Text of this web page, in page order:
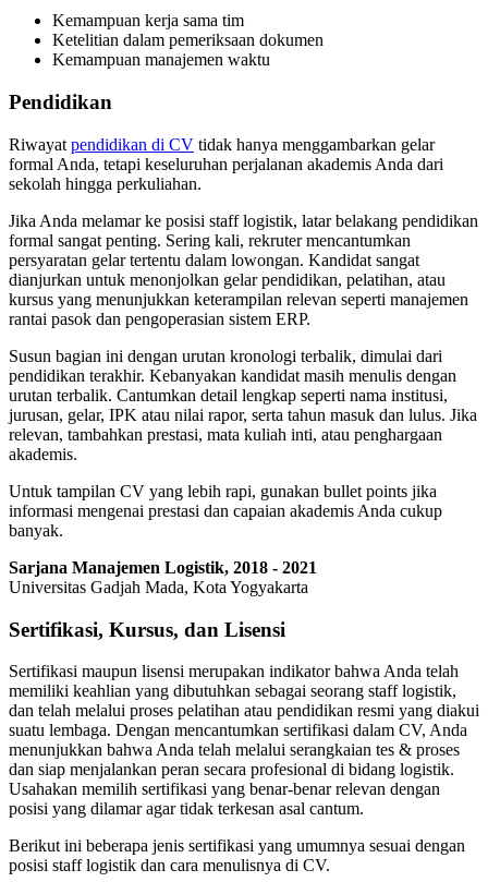
Kemampuan kerja sama tim
Ketelitian dalam pemeriksaan dokumen
Kemampuan manajemen waktu
Pendidikan
Riwayat pendidikan di CV tidak hanya menggambarkan gelar
formal Anda, tetapi keseluruhan perjalanan akademis Anda dari
sekolah hingga perkuliahan.
Jika Anda melamar ke posisi staff logistik, latar belakang pendidikan
formal sangat penting. Sering kali, rekruter mencantumkan
persyaratan gelar tertentu dalam lowongan. Kandidat sangat
dianjurkan untuk menonjolkan gelar pendidikan, pelatihan, atau
kursus yang menunjukkan keterampilan relevan seperti manajemen
rantai pasok dan pengoperasian sistem ERP.
Susun bagian ini dengan urutan kronologi terbalik, dimulai dari
pendidikan terakhir. Kebanyakan kandidat masih menulis dengan
urutan terbalik. Cantumkan detail lengkap seperti nama institusi,
jurusan, gelar, IPK atau nilai rapor, serta tahun masuk dan lulus. Jika
relevan, tambahkan prestasi, mata kuliah inti, atau penghargaan
akademis.
Untuk tampilan CV yang lebih rapi, gunakan bullet points jika
informasi mengenai prestasi dan capaian akademis Anda cukup
banyak.
Sarjana Manajemen Logistik, 2018 - 2021
Universitas Gadjah Mada, Kota Yogyakarta
Sertifikasi, Kursus, dan Lisensi
Sertifikasi maupun lisensi merupakan indikator bahwa Anda telah
memiliki keahlian yang dibutuhkan sebagai seorang staff logistik,
dan telah melalui proses pelatihan atau pendidikan resmi yang diakui
suatu lembaga. Dengan mencantumkan sertifikasi dalam CV, Anda
menunjukkan bahwa Anda telah melalui serangkaian tes & proses
dan siap menjalankan peran secara profesional di bidang logistik.
Usahakan memilih sertifikasi yang benar-benar relevan dengan
posisi yang dilamar agar tidak terkesan asal cantum.
Berikut ini beberapa jenis sertifikasi yang umumnya sesuai dengan
posisi staff logistik dan cara menulisnya di CV.